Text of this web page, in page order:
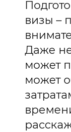
визы –
Даже
может
может